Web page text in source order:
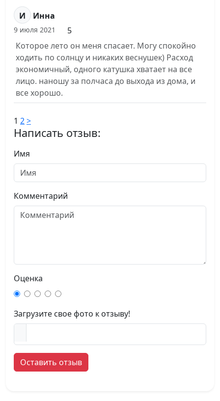
И Инна
9 июля 2021
5
Которое лето он меня спасает. Могу спокойно
ходить по солнцу и никаких веснушек) Расход
экономичный, одного катушка хватает на все
лицо. наношу за полчаса до выхода из дома, и
все хорошо.
1 2>
Написать отзыв:
Имя
Комментарий
Оценка
Загрузите свое фото к отзыву!
Оставить отзыв